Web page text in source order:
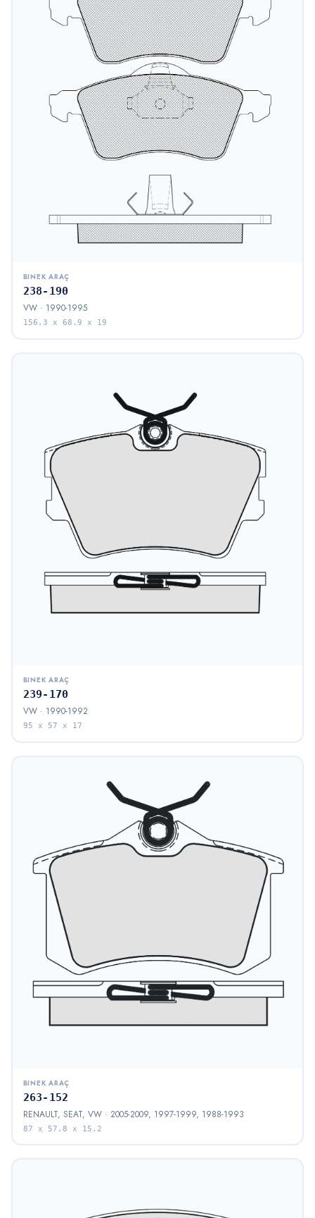
BINEK ARAÇ
238-190
VW · 1990-1995
156.3 x 68.9 x 19
BINEK ARAÇ
239-170
VW · 1990-1992
95 x 57 x 17
BINEK ARAÇ
263-152
RENAULT, SEAT, VW · 2005-2009, 1997-1999, 1988-1993
87 x 57.8 x 15.2